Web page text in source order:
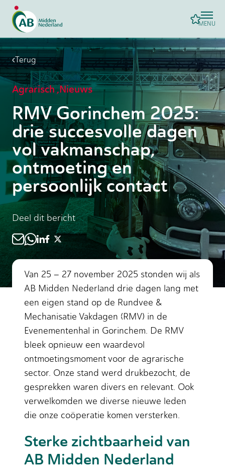
MENU
Terug
Agrarisch,Nieuws
RMV Gorinchem 2025:
drie succesvolle dagen
vol vakmanschap,
ontmoeting en
persoonlijk contact
Deel dit bericht
Van 25 – 27 november 2025 stonden wij als
AB Midden Nederland drie dagen lang met
een eigen stand op de Rundvee &
Mechanisatie Vakdagen (RMV) in de
Evenementenhal in Gorinchem. De RMV
bleek opnieuw een waardevol
ontmoetingsmoment voor de agrarische
sector. Onze stand werd drukbezocht, de
gesprekken waren divers en relevant. Ook
verwelkomden we diverse nieuwe leden
die onze coöperatie komen versterken.
Sterke zichtbaarheid van
AB Midden Nederland